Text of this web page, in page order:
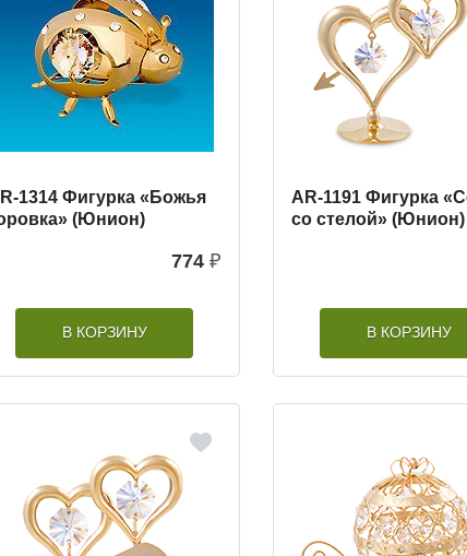
1314 Фигурка «Божья
(Юнион)
774 ₽
В КОРЗИНУ
AR-1191 Фигурка
со стелой» (Юнион)
В КОРЗИНУ